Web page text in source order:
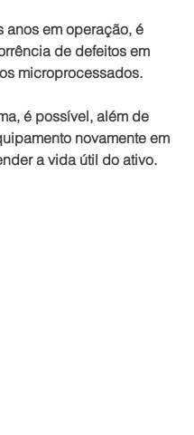
anos em operação, é
de defeitos em
microprocessados.
é possível, além de
novamente em
a vida útil do ativo.